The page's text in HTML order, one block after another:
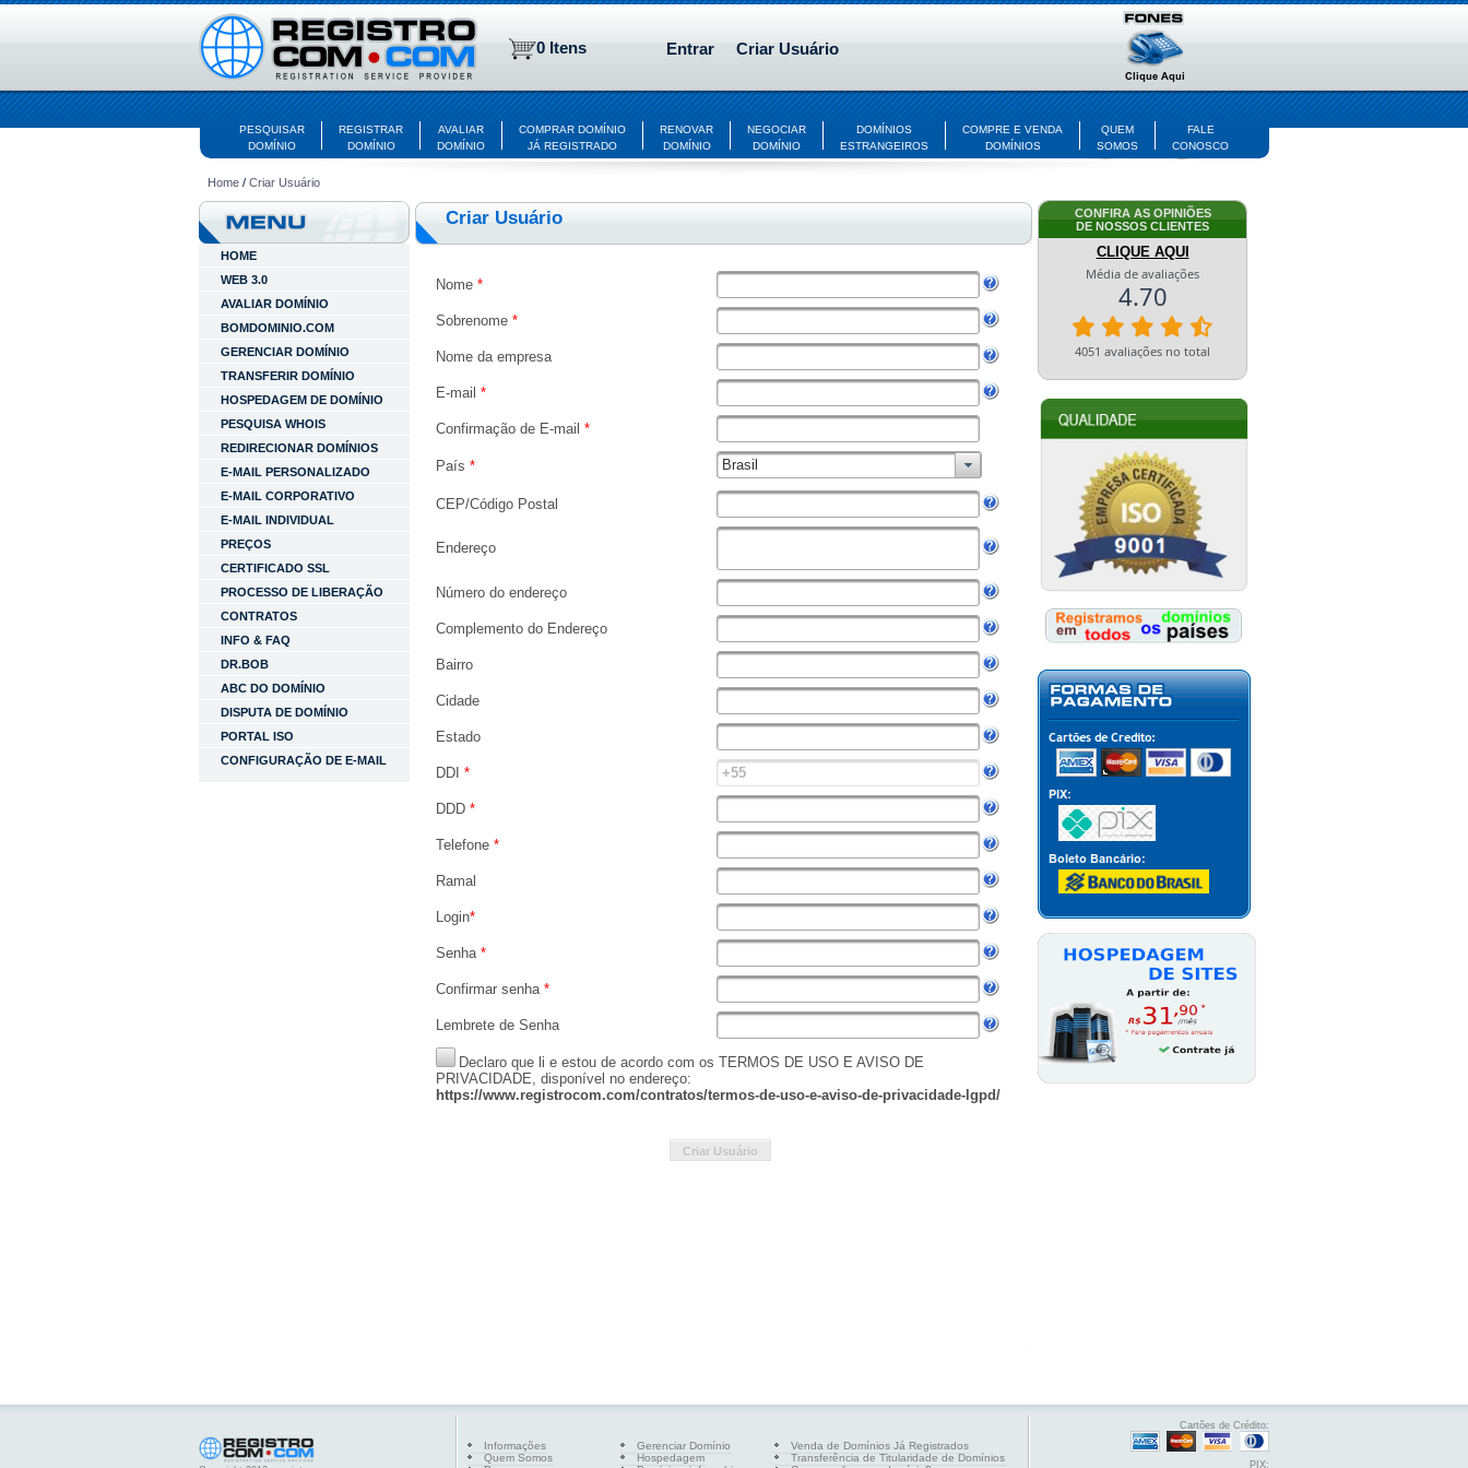
0 Itens Entrar Criar Usuário
PESQUISAR
DOMÍNIO
REGISTRAR
DOMÍNIO
AVALIAR
DOMÍNIO
COMPRAR DOMÍNIO
JÁ REGISTRADO
RENOVAR
DOMÍNIO
NEGOCIAR
DOMÍNIO
DOMÍNIOS
ESTRANGEIROS
COMPRE E VENDA
DOMÍNIOS
QUEM
SOMOS
FALE
CONOSCO
Home /Criar Usuário
HOME
WEB 3.0
AVALIAR DOMÍNIO
BOMDOMINIO.COM
GERENCIAR DOMÍNIO
TRANSFERIR DOMÍNIO
HOSPEDAGEM DE DOMÍNIO
PESQUISA WHOIS
REDIRECIONAR DOMÍNIOS
E-MAIL PERSONALIZADO
E-MAIL CORPORATIVO
E-MAIL INDIVIDUAL
PREÇOS
CERTIFICADO SSL
PROCESSO DE LIBERAÇÃO
CONTRATOS
INFO & FAQ
DR.BOB
ABC DO DOMÍNIO
DISPUTA DE DOMÍNIO
PORTAL ISO
CONFIGURAÇÃO DE E-MAIL
Criar Usuário
Nome *
Sobrenome *
Nome da empresa
E-mail *
Confirmação de E-mail *
País * Brasil
CEP/Código Postal
Endereço
Número do endereço
Complemento do Endereço
Bairro
Cidade
Estado
DDI *
DDD *
Telefone *
Ramal
Login*
Senha *
Confirmar senha *
Lembrete de Senha
Declaro que li e estou de acordo com os TERMOS DE USO E AVISO DE
PRIVACIDADE, disponível no endereço:
https://www.registrocom.com/contratos/termos-de-uso-e-aviso-de-privacidade-lgpd/
Criar Usuário
CONFIRA AS OPINIÕES
DE NOSSOS CLIENTES
CLIQUE AQUI
Informações
Quem Somos
Gerenciar Domínio
Hospedagem
Venda de Domínios Já Registrados
Transferência de Titularidade de Domínios
Cartões de Crédito:
PIX: